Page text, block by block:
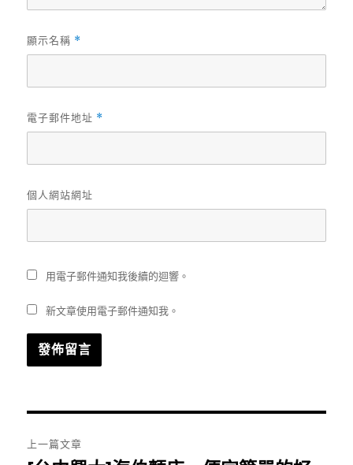
顯示名稱 *
電子郵件地址 *
個人網站網址
用電子郵件通知我後續的迴響。
新文章使用電子郵件通知我。
上一篇文章